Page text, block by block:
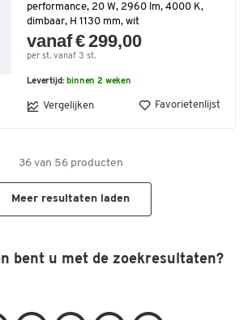
performance, 20 W, 2960 lm, 4000 K,
dimbaar, H 1130 mm, wit
vanaf € 299,00
per st. vanaf 3 st.
Levertijd: binnen 2 weken
Vergelijken Favorietenlijst
36van 56producten
Meer resultaten laden
bent u met de zoekresultaten?